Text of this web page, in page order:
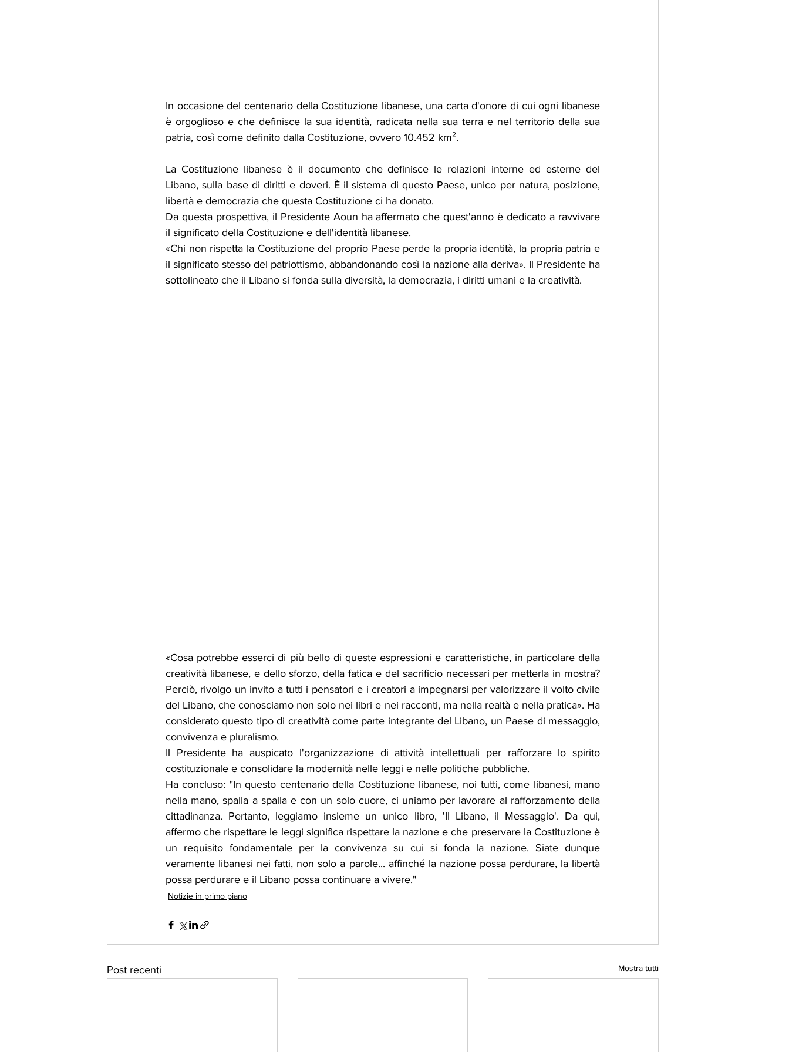
In occasione del centenario della Costituzione libanese, una carta d'onore di cui ogni libanese
è orgoglioso e che definisce la sua identità, radicata nella sua terra e nel territorio della sua
patria, così come definito dalla Costituzione, ovvero 10.452 km².
La Costituzione libanese è il documento che definisce le relazioni interne ed esterne del
Libano, sulla base di diritti e doveri. È il sistema di questo Paese, unico per natura, posizione,
libertà e democrazia che questa Costituzione ci ha donato.
Da questa prospettiva, il Presidente Aoun ha affermato che quest'anno è dedicato a ravvivare
il significato della Costituzione e dell'identità libanese.
«Chi non rispetta la Costituzione del proprio Paese perde la propria identità, la propria patria e
il significato stesso del patriottismo, abbandonando così la nazione alla deriva». Il Presidente ha
sottolineato che il Libano si fonda sulla diversità, la democrazia, i diritti umani e la creatività.
«Cosa potrebbe esserci di più bello di queste espressioni e caratteristiche, in particolare della
creatività libanese, e dello sforzo, della fatica e del sacrificio necessari per metterla in mostra?
Perciò, rivolgo un invito a tutti i pensatori e i creatori a impegnarsi per valorizzare il volto civile
del Libano, che conosciamo non solo nei libri e nei racconti, ma nella realtà e nella pratica». Ha
considerato questo tipo di creatività come parte integrante del Libano, un Paese di messaggio,
convivenza e pluralismo.
Il Presidente ha auspicato l'organizzazione di attività intellettuali per rafforzare lo spirito
costituzionale e consolidare la modernità nelle leggi e nelle politiche pubbliche.
Ha concluso: "In questo centenario della Costituzione libanese, noi tutti, come libanesi, mano
nella mano, spalla a spalla e con un solo cuore, ci uniamo per lavorare al rafforzamento della
cittadinanza. Pertanto, leggiamo insieme un unico libro, 'Il Libano, il Messaggio'. Da qui,
affermo che rispettare le leggi significa rispettare la nazione e che preservare la Costituzione è
un requisito fondamentale per la convivenza su cui si fonda la nazione. Siate dunque
veramente libanesi nei fatti, non solo a parole... affinché la nazione possa perdurare, la libertà
possa perdurare e il Libano possa continuare a vivere."
Notizie in primo piano
Post recenti Mostra tutti